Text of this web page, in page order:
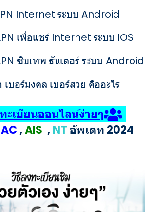
Internet ระบบ Android
เพื่อแชร์ Internet ระบบ IOS
ซิมเทพ ธันเดอร์ ระบบ Android
เบอร์มงคล เบอร์สวย คืออะไร
ะเบียนออนไลน์ง่ายๆ
,AIS ,NT อัพเดท 2024